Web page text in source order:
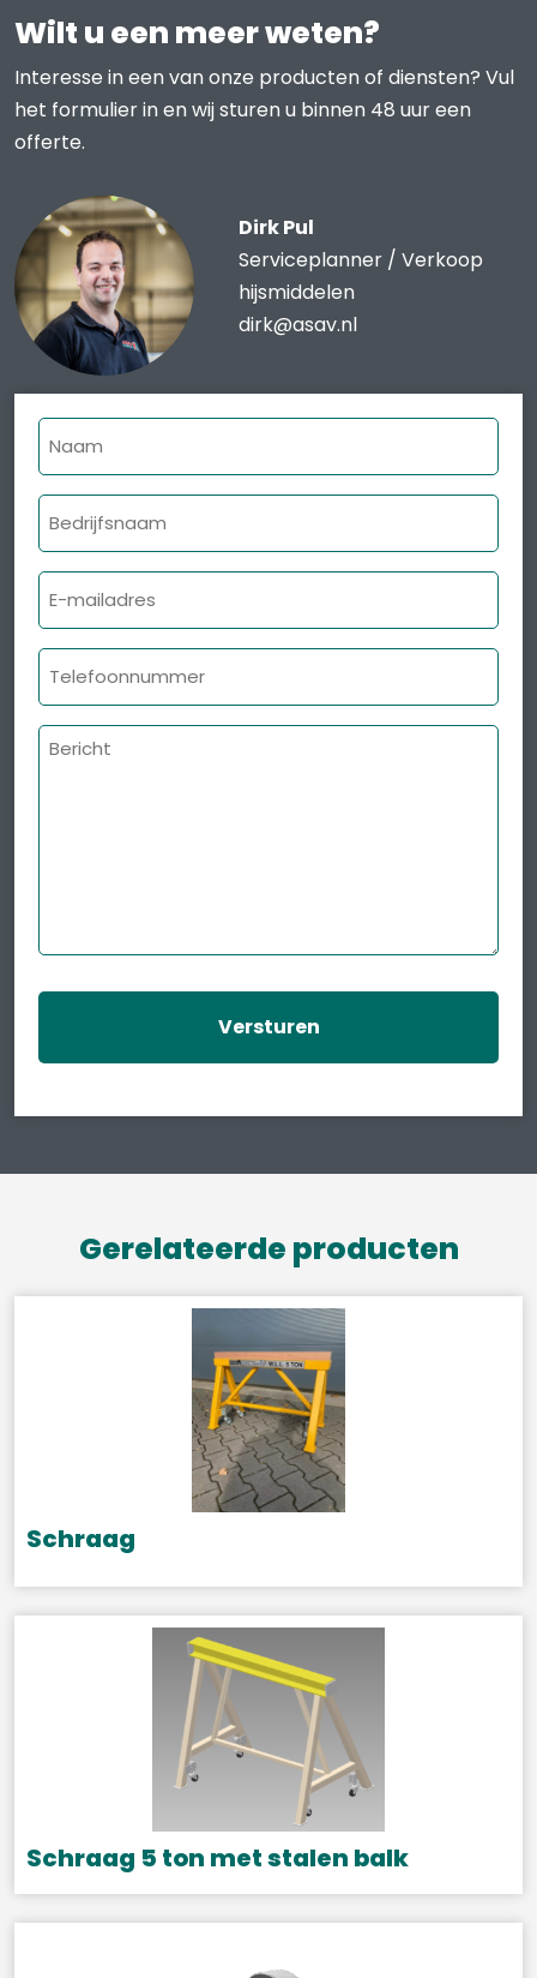
Wilt u een meer weten?
Interesse in een van onze producten of diensten? Vul
het formulier in en wij sturen u binnen 48 uur een
offerte.
Dirk Pul
Serviceplanner / Verkoop
hijsmiddelen
dirk@asav.nl
Naam
Bedrijfsnaam
E-
mailadres
Telefoonnummer
Bericht
Gerelateerde producten
Schraag
Schraag 5 ton met stalen balk
Dit
product